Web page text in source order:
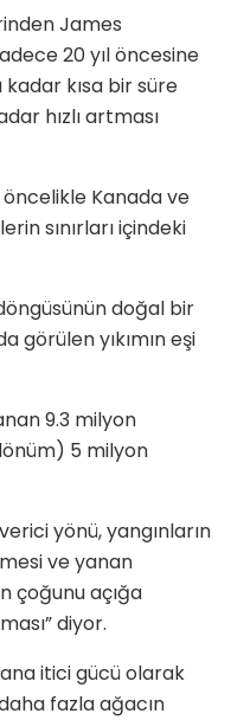
James
20 yıl öncesine
kadar kısa bir süre
hızlı artması
öncelikle Kanada ve
sınırları içindeki
doğal bir
görülen yıkımın eşi
9.3 milyon
5 milyon
yönü, yangınların
ve yanan
çoğunu açığa
diyor.
itici gücü olarak
fazla ağacın